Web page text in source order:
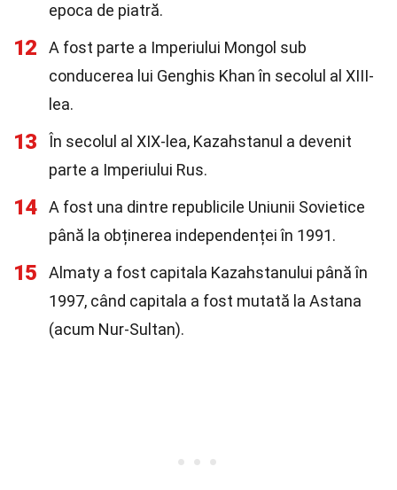
epoca de piatră.
12
A fost parte a Imperiului Mongol sub
conducerea lui Genghis Khan în secolul al XIII-
lea.
13
În secolul al XIX-lea, Kazahstanul a devenit
parte a Imperiului Rus.
14
A fost una dintre republicile Uniunii Sovietice
până la obținerea independenței în 1991.
15
Almaty a fost capitala Kazahstanului până în
1997, când capitala a fost mutată la Astana
(acum Nur-Sultan).